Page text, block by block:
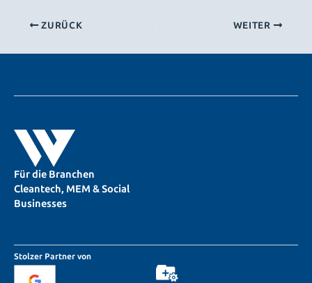
ZURÜCK WEITER
Für die Branchen
Cleantech, MEM & Social
Businesses
Stolzer Partner von